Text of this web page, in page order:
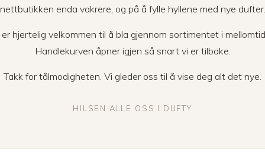
nettbutikken enda vakrere, og på å fylle hyllene med nye dufter.
hjertelig velkommen til å bla gjennom sortimentet i
Handlekurven åpner igjen så snart vi er tilbake.
Takk for tålmodigheten. Vi gleder oss til å vise deg alt det nye.
HILSEN ALLE OSS I DUFTY